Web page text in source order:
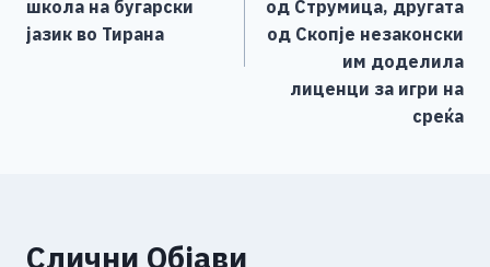
k
школа на бугарски
јазик во Тирана
од Струмица, другата
од Скопје незаконски
им доделила
лиценци за игри на
среќа
Слични Објави